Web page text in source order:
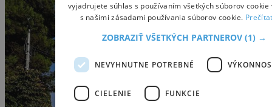
vyjadrujete súhlas s používaním všetkých súborov cookie
s našimi zásadami používania súborov cookie.
ZOBRAZIŤ VŠETKÝCH PARTNEROV(1) →
NEVYHNUTNE POTREBNÉ
CIELENIE FUNKCIE